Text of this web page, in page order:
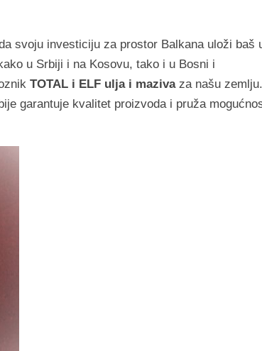
svoju investiciju za prostor Balkana uloži baš
u Srbiji i na Kosovu, tako i u Bosni i
TOTAL i ELF ulja i mazivaza našu zemlju.
garantuje kvalitet proizvoda i pruža